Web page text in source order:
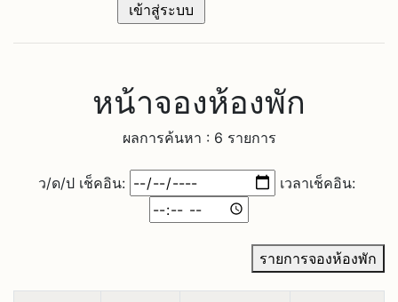
หน้าจองห้องพัก
ผลการค้นหา : 6 รายการ
ว/ด/ป เช็คอิน: เวลาเช็คอิน:
รายการจองห้องพัก